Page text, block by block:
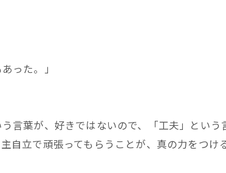
った。」
言葉が、好きではないので、「工夫」という
自立で頑張ってもらうことが、真の力をつけ